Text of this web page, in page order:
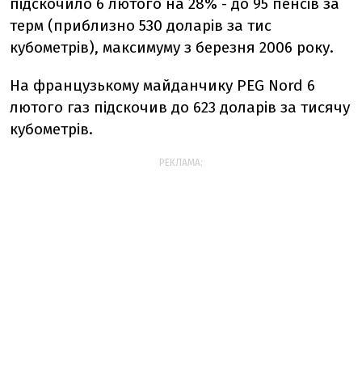
терм (приблизно 530 доларів за тис
кубометрів), максимуму з березня 2006 року.
На французькому майданчику PEG Nord 6
лютого газ підскочив до 623 доларів за тисячу
кубометрів.
РЕКЛАМА: